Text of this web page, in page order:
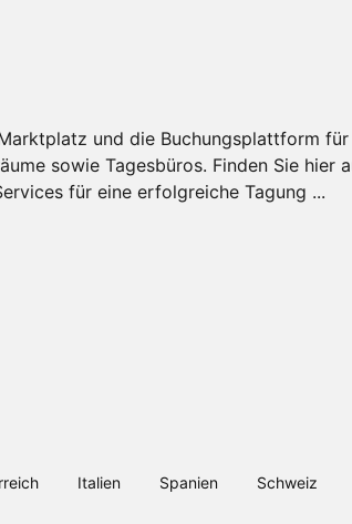
und die Buchungsplattform für
sowie Tagesbüros. Finden Sie hier
für eine erfolgreiche Tagung ...
Italien Spanien Schweiz